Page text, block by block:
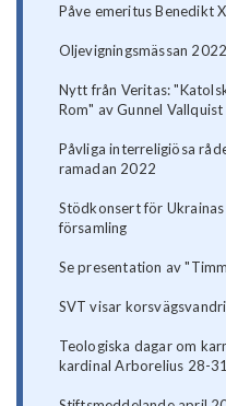
Påve emeritus Benedikt
Oljevigningsmässan 2022
Nytt från Veritas:
Rom" av Gunnel Vallquist
Påvliga interreligiösa
ramadan 2022
Stödkonsert för
församling
Se presentation av
SVT visar
Teologiska dagar om
kardinal Arborelius 28-